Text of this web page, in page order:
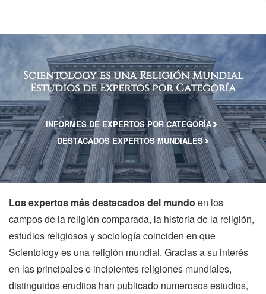
Scientology es una Religión Mundial
Estudios de Expertos por Categoría
INFORMES DE EXPERTOS POR CATEGORÍA
DESTACADOS EXPERTOS MUNDIALES
Los expertos más destacados del mundo en los
campos de la religión comparada, la historia de la religión,
estudios religiosos y sociología coinciden en que
Scientology es una religión mundial. Gracias a su interés
en las principales e incipientes religiones mundiales,
distinguidos eruditos han publicado numerosos estudios,